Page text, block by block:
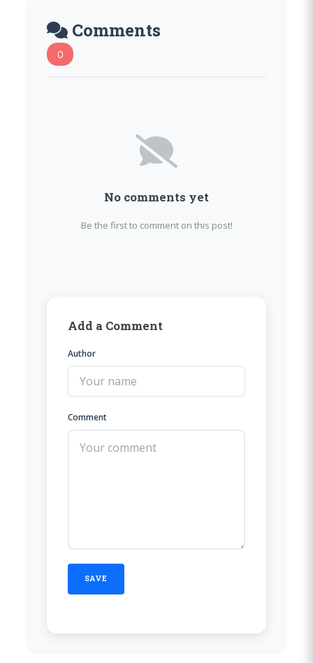
Comments
0
No comments yet
Be the first to comment on this post!
Add a Comment
Author
Comment